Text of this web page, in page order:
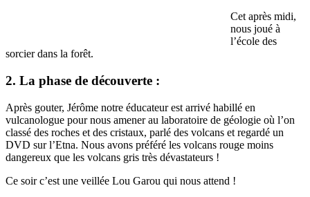
Cet après midi,
nous joué à
l’école des
sorcier dans la forêt.
2. La phase de découverte :
Après gouter, Jérôme notre éducateur est arrivé habillé en
vulcanologue pour nous amener au laboratoire de géologie où l’on
classé des roches et des cristaux, parlé des volcans et regardé un
DVD sur l’Etna. Nous avons préféré les volcans rouge moins
dangereux que les volcans gris très dévastateurs !
Ce soir c’est une veillée Lou Garou qui nous attend !